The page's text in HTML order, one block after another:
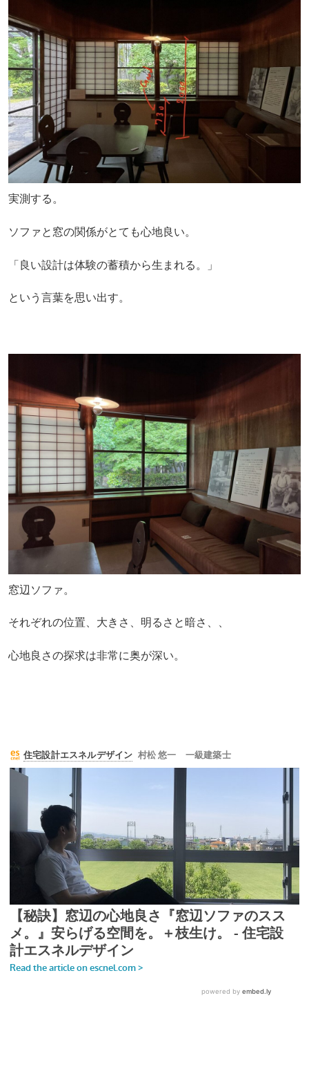
実測する。
ソファと窓の関係がとても心地良い。
「良い設計は体験の蓄積から生まれる。」
という言葉を思い出す。
窓辺ソファ。
それぞれの位置、大きさ、明るさと暗さ、、
心地良さの探求は非常に奥が深い。